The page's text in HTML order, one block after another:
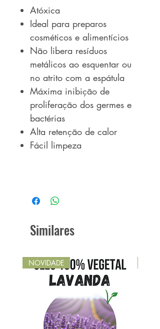
Atóxica
Ideal para preparos
cosméticos e alimentícios
Não libera resíduos
metálicos ao esquentar ou
no atrito com a espátula
Máxima inibição de
proliferação dos germes e
bactérias
Alta retenção de calor
Fácil limpeza
Similares
NOVIDADE